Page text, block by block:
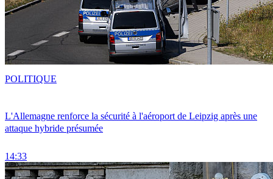
L'Allemagne renforce la sécurité à l'aéroport de Leipzig après une
attaque hybride présumée
14:33
POLITIQUE